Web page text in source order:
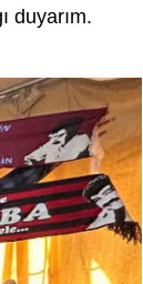
duyarım.